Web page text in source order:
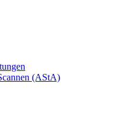
(AStA)